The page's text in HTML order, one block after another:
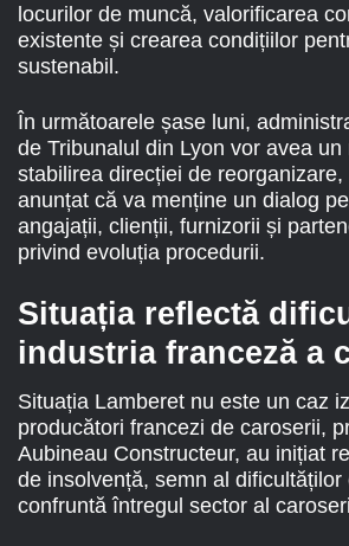
locurilor de muncă, valorificarea
existente și crearea condițiilor
sustenabil.
În următoarele șase luni,
de Tribunalul din Lyon vor avea
stabilirea direcției de
anunțat că va menține un dialog
angajații, clienții, furnizorii și
privind evoluția procedurii.
Situația reflectă
industria franceză a
Situația Lamberet nu este un caz
producători francezi de caroserii,
Aubineau Constructeur, au inițiat
de insolvență, semn al dificultăților
confruntă întregul sector al